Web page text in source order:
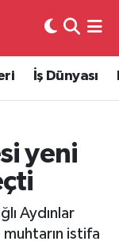
İş Dünyası
yeni
Aydınlar
istifa